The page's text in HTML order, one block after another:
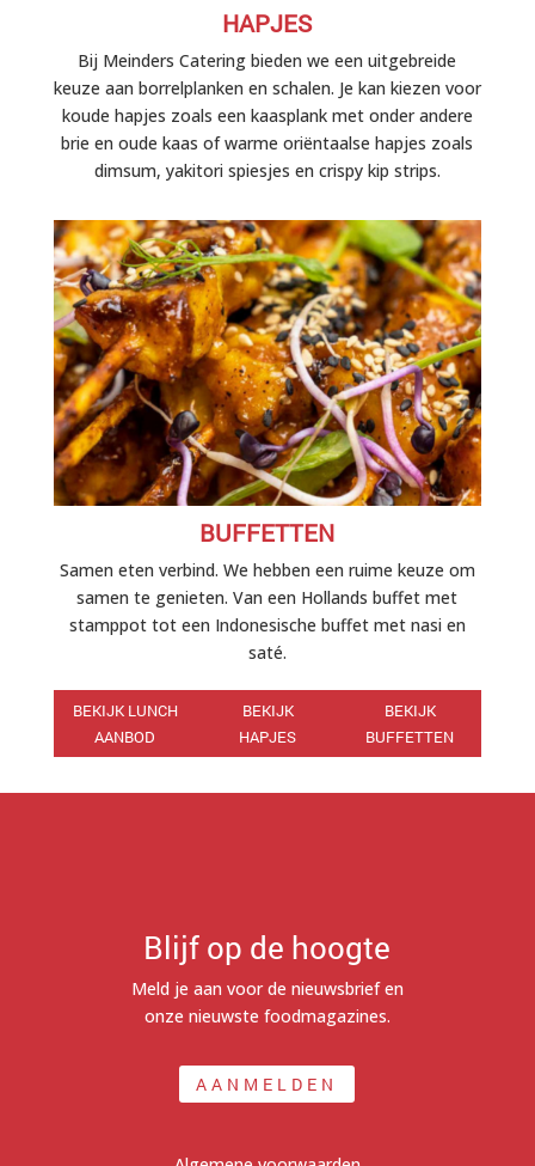
HAPJES
Bij Meinders Catering bieden we een uitgebreide
keuze aan borrelplanken en schalen. Je kan kiezen voor
koude hapjes zoals een kaasplank met onder andere
brie en oude kaas of warme oriëntaalse hapjes zoals
dimsum, yakitori spiesjes en crispy kip strips.
BUFFETTEN
Samen eten verbind. We hebben een ruime keuze om
samen te genieten. Van een Hollands buffet met
stamppot tot een Indonesische buffet met nasi en
saté.
BEKIJK LUNCH
AANBOD
BEKIJK
HAPJES
BEKIJK
BUFFETTEN
Blijf op de hoogte
Meld je aan voor de nieuwsbrief en
onze nieuwste foodmagazines.
AANMELDEN